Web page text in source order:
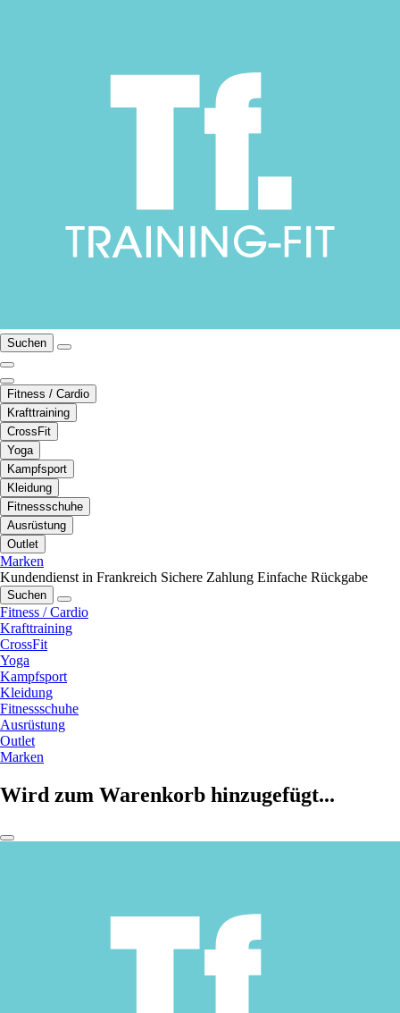
Suchen
Fitness / Cardio
Krafttraining
CrossFit
Yoga
Kampfsport
Kleidung
Fitnessschuhe
Ausrüstung
Outlet
Marken
Kundendienst in Frankreich Sichere Zahlung Einfache Rückgabe
Suchen
Fitness / Cardio
Krafttraining
CrossFit
Yoga
Kampfsport
Kleidung
Fitnessschuhe
Ausrüstung
Outlet
Marken
Wird zum Warenkorb hinzugefügt...